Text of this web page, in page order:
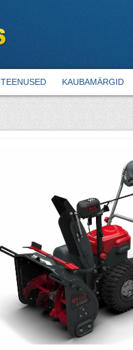
TEENUSED KAUBAMÄRGID